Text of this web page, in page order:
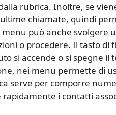
rubrica. Inoltre, se
chiamate, quindi
può anche svolgere
o procedere. Il tasto di
si accende o si spegne il
nei menu permette di
serve per comporre
i contatti